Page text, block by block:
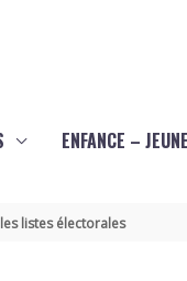
ENFANCE –
listes électorales